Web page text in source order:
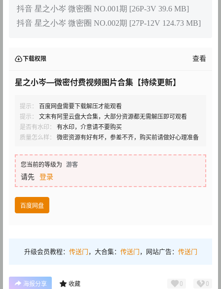
抖音 星之小岑 微密圈 NO.001期 [26P-3V 39.6 MB]
抖音 星之小岑 微密圈 NO.002期 [27P-12V 124.73 MB]
下载权限 查看
星之小岑—微密付费视频图片合集【持续更新】
提示：
百度网盘需要下载解压才能观看
提示：
文末有阿里云盘大合集，大部分资源都无需解压即可观看
是否有水印：
有水印，介意请不要购买
质量怎么样：
微密资源有好有坏，参差不齐，购买前请做好心理准备
您当前的等级为 游客
请先 登录
百度网盘
升级会员教程： 传送门，大合集： 传送门，网站广告： 传送门
海报分享 收藏 0 0